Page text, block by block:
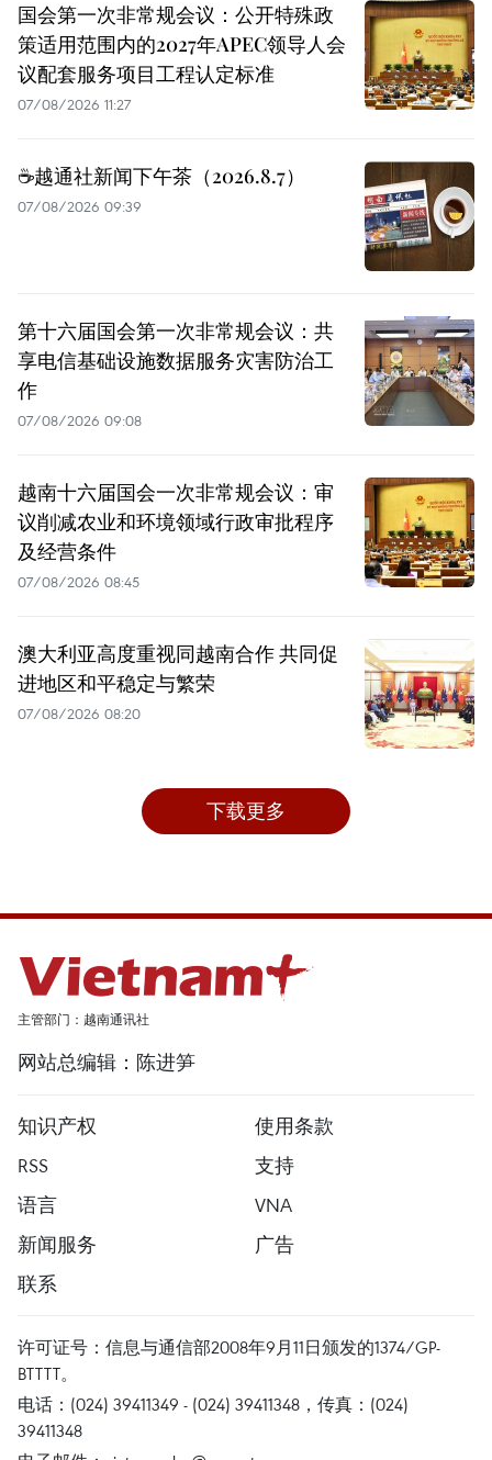
国会第一次非常规会议：公开特殊政
策适用范围内的2027年APEC领导人会
议配套服务项目工程认定标准
07/08/2026 11:27
☕️越通社新闻下午茶（2026.8.7）
07/08/2026 09:39
第十六届国会第一次非常规会议：共
享电信基础设施数据服务灾害防治工
作
07/08/2026 09:08
越南十六届国会一次非常规会议：审
议削减农业和环境领域行政审批程序
及经营条件
07/08/2026 08:45
澳大利亚高度重视同越南合作 共同促
进地区和平稳定与繁荣
07/08/2026 08:20
下载更多
主管部门：越南通讯社
网站总编辑：陈进笋
知识产权
使用条款
RSS
支持
语言
VNA
新闻服务
广告
联系
许可证号：信息与通信部2008年9月11日颁发的1374/GP-
BTTTT。
电话：(024) 39411349 - (024) 39411348，传真：(024)
39411348